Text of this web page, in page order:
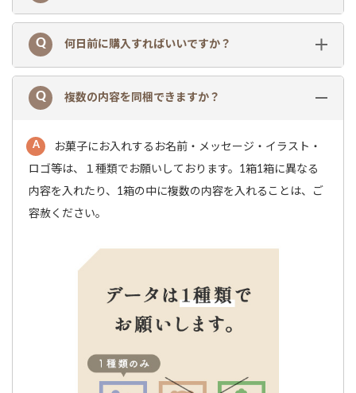
何日前に購入すればいいですか？
複数の内容を同梱できますか？
お菓子にお入れするお名前・メッセージ・イラスト・
ロゴ等は、１種類でお願いしております。1箱1箱に異なる
内容を入れたり、1箱の中に複数の内容を入れることは、ご
容赦ください。